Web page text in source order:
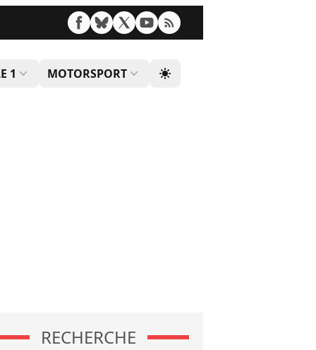
1 MOTORSPORT
RECHERCHE